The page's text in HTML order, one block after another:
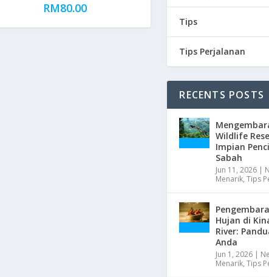
RM80.00
Tips
Tips Perjalanan
RECENTS POSTS
Wildlife
Impian
Sabah
Jun 11, 2026 |
Menarik,Tips
Hujan di
River:
Anda
Jun 1, 2026 |
Menarik,Tips